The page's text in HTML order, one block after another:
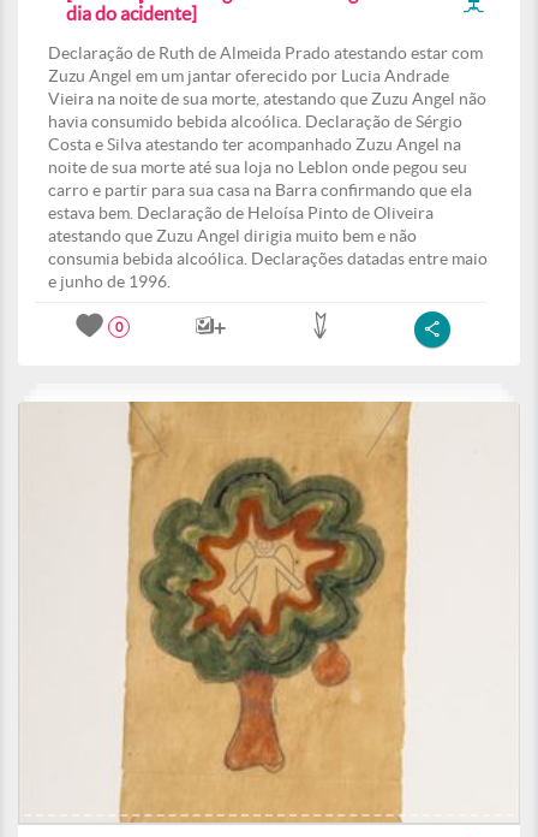
dia do acidente]
Declaração de Ruth de Almeida Prado atestando estar com
Zuzu Angel em um jantar oferecido por Lucia Andrade
Vieira na noite de sua morte, atestando que Zuzu Angel não
havia consumido bebida alcoólica. Declaração de Sérgio
Costa e Silva atestando ter acompanhado Zuzu Angel na
noite de sua morte até sua loja no Leblon onde pegou seu
carro e partir para sua casa na Barra confirmando que ela
estava bem. Declaração de Heloísa Pinto de Oliveira
atestando que Zuzu Angel dirigia muito bem e não
consumia bebida alcoólica. Declarações datadas entre maio
e junho de 1996.
0